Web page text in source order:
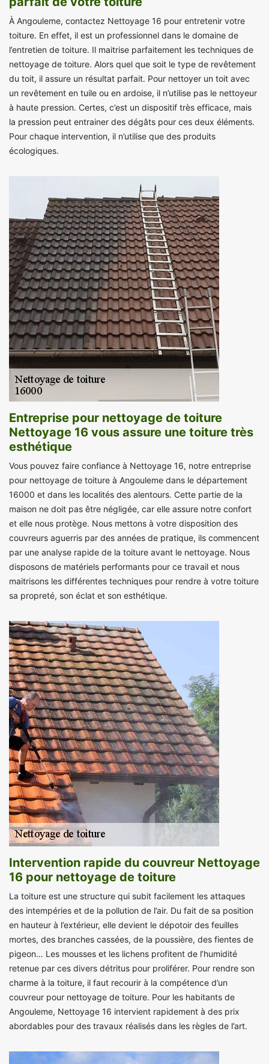
À Angouleme, contactez Nettoyage 16 pour entretenir votre
toiture. En effet, il est un professionnel dans le domaine de
l’entretien de toiture. Il maitrise parfaitement les techniques de
nettoyage de toiture. Alors quel que soit le type de revêtement
du toit, il assure un résultat parfait. Pour nettoyer un toit avec
un revêtement en tuile ou en ardoise, il n’utilise pas le nettoyeur
à haute pression. Certes, c’est un dispositif très efficace, mais
la pression peut entrainer des dégâts pour ces deux éléments.
Pour chaque intervention, il n’utilise que des produits
écologiques.
Entreprise pour nettoyage de toiture
Nettoyage 16 vous assure une toiture très
esthétique
Vous pouvez faire confiance à Nettoyage 16, notre entreprise
pour nettoyage de toiture à Angouleme dans le département
16000 et dans les localités des alentours. Cette partie de la
maison ne doit pas être négligée, car elle assure notre confort
et elle nous protège. Nous mettons à votre disposition des
couvreurs aguerris par des années de pratique, ils commencent
par une analyse rapide de la toiture avant le nettoyage. Nous
disposons de matériels performants pour ce travail et nous
maitrisons les différentes techniques pour rendre à votre toiture
sa propreté, son éclat et son esthétique.
Intervention rapide du couvreur Nettoyage
16 pour nettoyage de toiture
La toiture est une structure qui subit facilement les attaques
des intempéries et de la pollution de l’air. Du fait de sa position
en hauteur à l’extérieur, elle devient le dépotoir des feuilles
mortes, des branches cassées, de la poussière, des fientes de
pigeon… Les mousses et les lichens profitent de l’humidité
retenue par ces divers détritus pour proliférer. Pour rendre son
charme à la toiture, il faut recourir à la compétence d’un
couvreur pour nettoyage de toiture. Pour les habitants de
Angouleme, Nettoyage 16 intervient rapidement à des prix
abordables pour des travaux réalisés dans les règles de l’art.